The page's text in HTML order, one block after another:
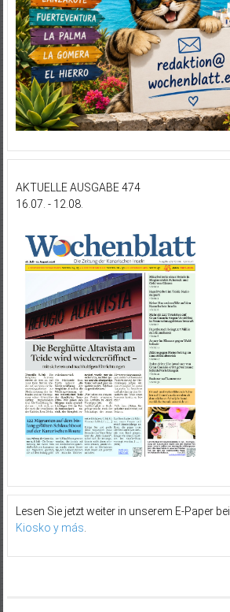
AKTUELLE AUSGABE 474
16.07. - 12.08.
Lesen Sie jetzt weiter in unserem E-Paper bei
Kiosko y más